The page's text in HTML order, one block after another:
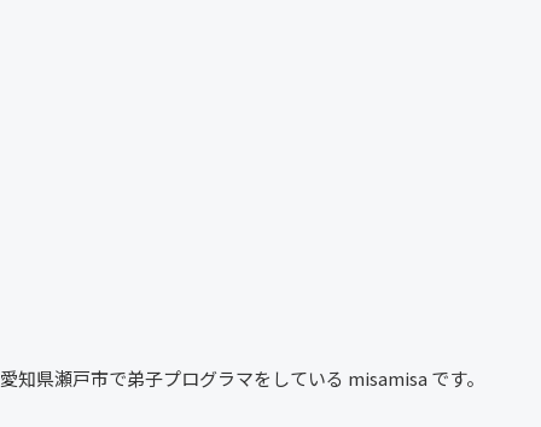
愛知県瀬戸市で弟子プログラマをしている misamisa です。